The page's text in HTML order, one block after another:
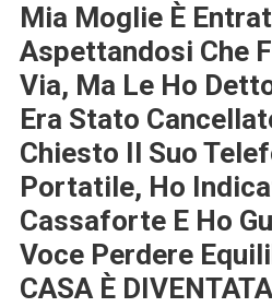
Mia Moglie È
Aspettandosi Che
Via, Ma Le Ho
Era Stato
Chiesto Il Suo
Portatile, Ho
Cassaforte E Ho
Voce Perdere
CASA È